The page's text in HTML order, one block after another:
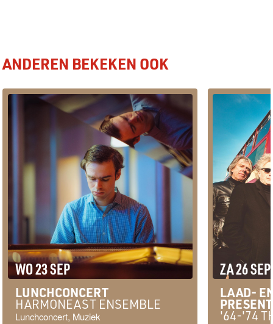
ANDEREN BEKEKEN OOK
WO 23 SEP
LUNCHCONCERT
HARMONEAST ENSEMBLE
Lunchconcert, Muziek
ZA 26 SEP
LAAD-
'64-'74